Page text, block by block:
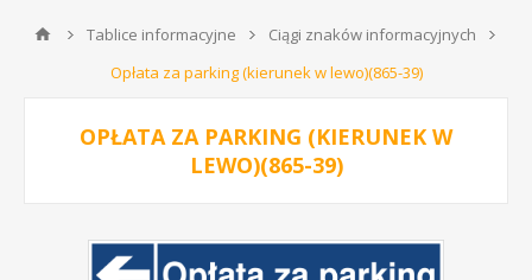
Tablice informacyjne
Ciągi znaków informacyjnych
Opłata za parking (kierunek w lewo)(865-39)
OPŁATA ZA PARKING (KIERUNEK W
LEWO)(865-39)